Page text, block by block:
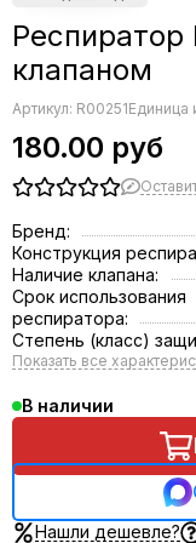
Респиратор
клапаном
Артикул: R00251Единица
180.00 руб
Бренд:
Конструкция
Наличие клапана:
Срок использования
респиратора:
Степень (класс)
Показать все
В наличии
Нашли дешевле?